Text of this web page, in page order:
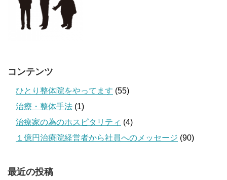
コンテンツ
ひとり整体院をやってます (55)
治療・整体手法 (1)
治療家の為のホスピタリティ (4)
１億円治療院経営者から社員へのメッセージ (90)
最近の投稿